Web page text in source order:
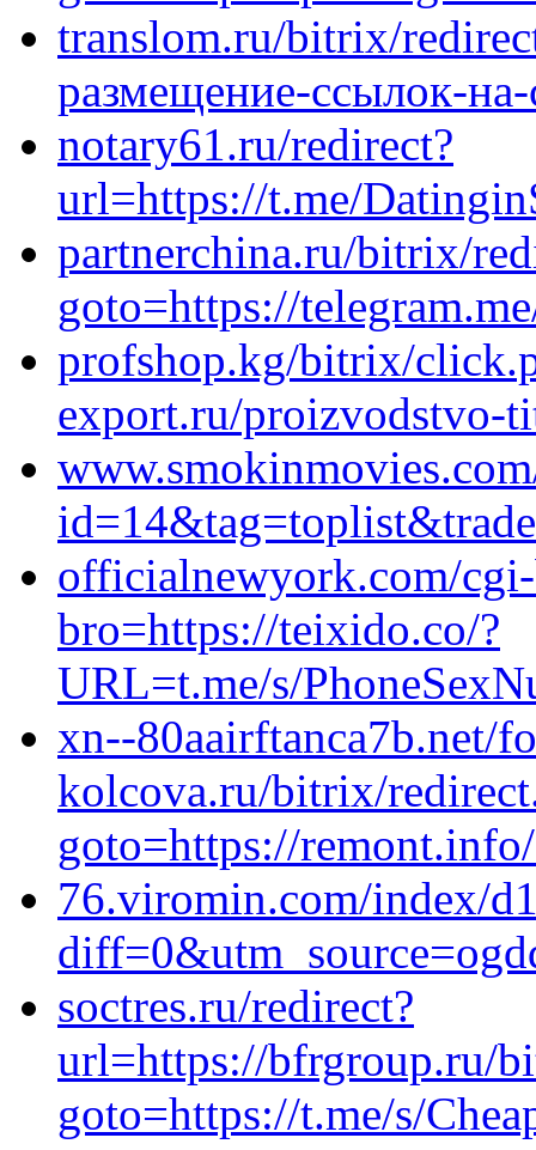
translom.ru/bitrix/
размещение-ссылок-на-
notary61.ru/redirect?
url=https://t.me/
partnerchina.ru/bitrix/
goto=https://
profshop.kg/bitrix/
export.ru/proizvodstvo-
officialnewyork.com/
bro=https://teixido.co/?
URL=t.me/s/
xn--80aairftanca7b.net/
kolcova.ru/bitrix/
goto=https://
76.viromin.com/index/
soctres.ru/redirect?
url=https://bfrgroup.ru/
goto=https://t.me/s/